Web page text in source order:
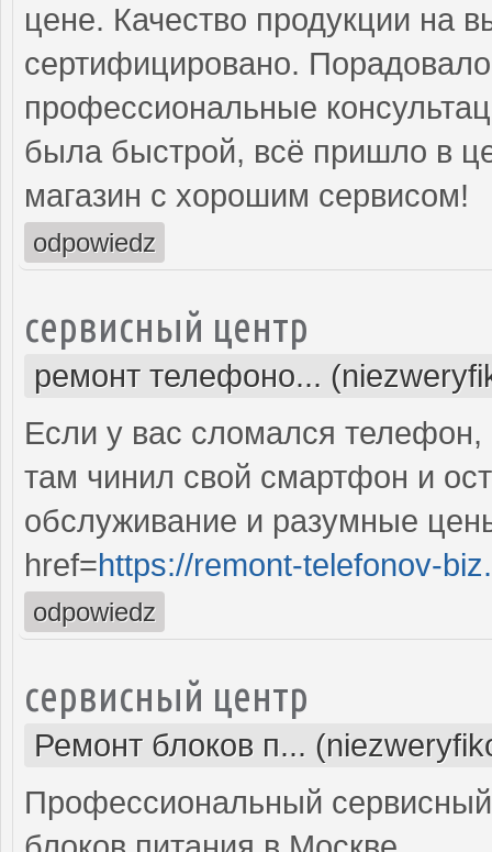
цене. Качество продукции на
сертифицировано.
профессиональные
была быстрой, всё пришло в
магазин с хорошим сервисом!
odpowiedz
сервисный центр
ремонт телефоно...
Если у вас сломался
там чинил свой смартфон и
обслуживание и разумные
href=https://remont-telefonov-
odpowiedz
сервисный центр
Ремонт блоков п...
Профессиональный